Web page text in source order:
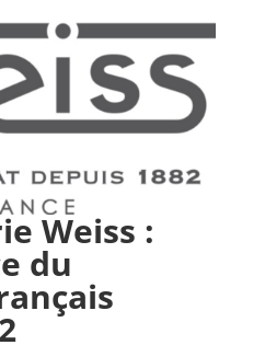
Weiss :
du